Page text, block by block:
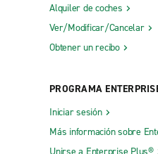
Alquiler de coches
Ver/Modificar/Cancelar
Obtener un recibo
PROGRAMA
Iniciar sesión
Más información sobre